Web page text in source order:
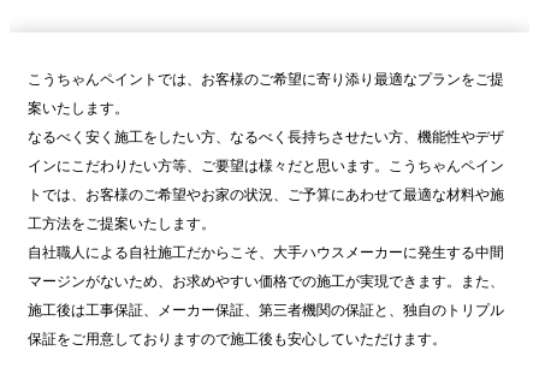
こうちゃんペイントでは、お客様のご希望に寄り添り最適なプランをご提
案いたします。
なるべく安く施工をしたい方、なるべく長持ちさせたい方、機能性やデザ
インにこだわりたい方等、ご要望は様々だと思います。こうちゃんペイン
トでは、お客様のご希望やお家の状況、ご予算にあわせて最適な材料や施
工方法をご提案いたします。
自社職人による自社施工だからこそ、大手ハウスメーカーに発生する中間
マージンがないため、お求めやすい価格での施工が実現できます。また、
施工後は工事保証、メーカー保証、第三者機関の保証と、独自のトリプル
保証をご用意しておりますので施工後も安心していただけます。